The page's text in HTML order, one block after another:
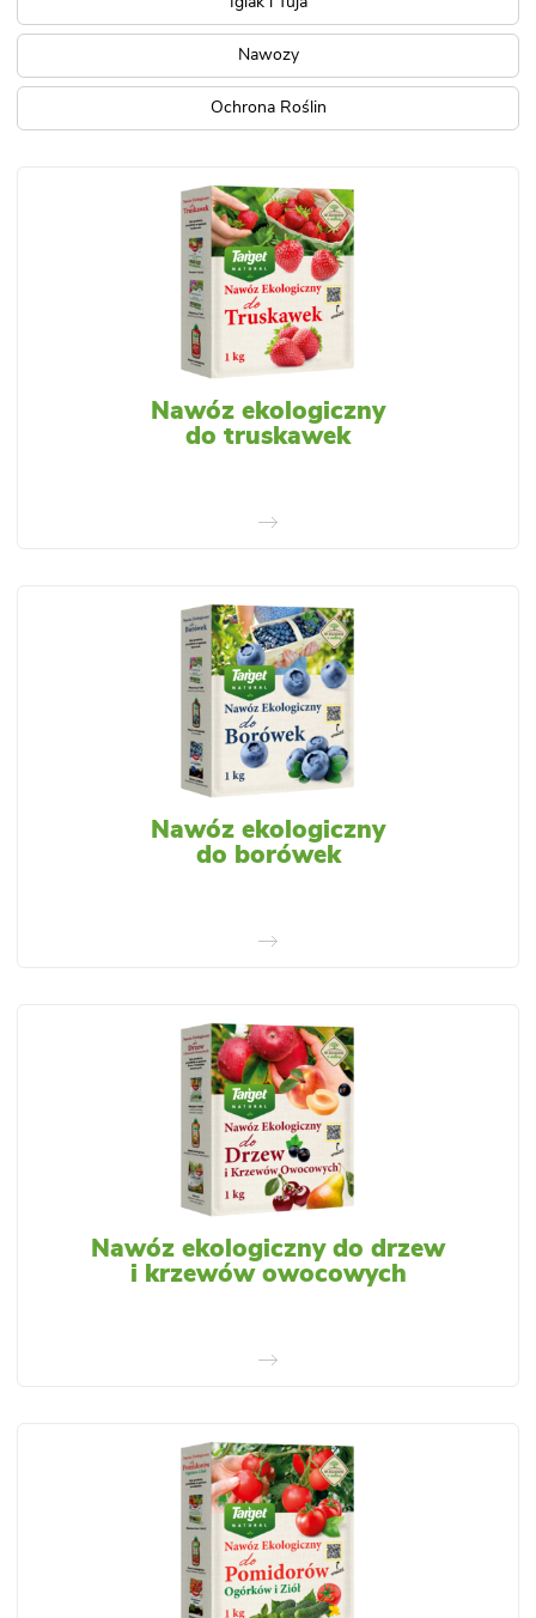
Nawozy
Ochrona Roślin
Nawóz ekologiczny
do truskawek
Nawóz ekologiczny
do borówek
Nawóz ekologiczny do drzew
i krzewów owocowych